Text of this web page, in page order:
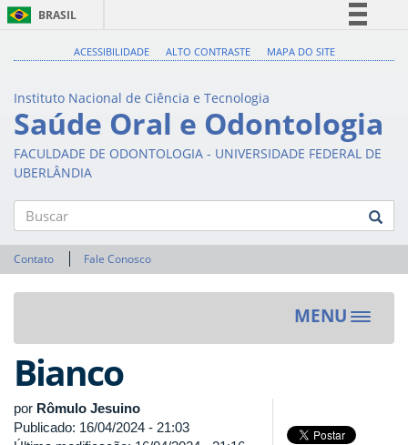
BRASIL
Participe
Acesso à informação
Legislação
ACESSIBILIDADE ALTO CONTRASTE MAPA DO SITE
Instituto Nacional de Ciência e Tecnologia
Saúde Oral e Odontologia
FACULDADE DE ODONTOLOGIA - UNIVERSIDADE FEDERAL DE
UBERLÂNDIA
Buscar
Contato Fale Conosco
MENU
Toggle
Bianco
por Rômulo Jesuino
Publicado: 16/04/2024 - 21:03